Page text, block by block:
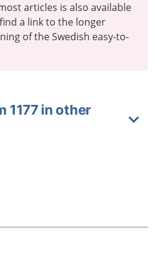
articles is also available
a link to the longer
of the Swedish easy-to-
1177 in other